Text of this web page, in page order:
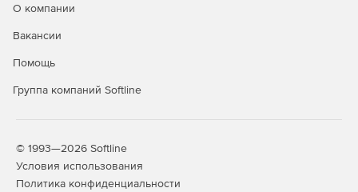
О компании
Вакансии
Помощь
Группа компаний Softline
© 1993—2026 Softline
Условия использования
Политика конфиденциальности